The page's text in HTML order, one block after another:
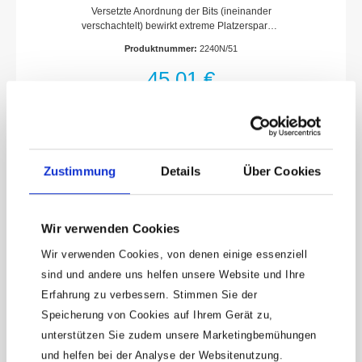
Zustimmung Details Über Cookies
Wir verwenden Cookies
Wir verwenden Cookies, von denen einige essenziell
sind und andere uns helfen unsere Website und Ihre
Erfahrung zu verbessern. Stimmen Sie der
Speicherung von Cookies auf Ihrem Gerät zu,
unterstützen Sie zudem unsere Marketingbemühungen
und helfen bei der Analyse der Websitenutzung.
Versetzte Anordnung der Bits (ineinander
verschachtelt) bewirkt extreme Platzersparnis
BoxLangzeitfähige Klemmhalterung der Bits
für festen und sicheren Sitz sowie schnellem
ZugriffDeutliche Kennzeichnung der
GrößenOptimale Ausnutzung des zur
Verfügung stehenden Stauraums bei
rechtwinklige Aufstellen (90°) der Bit-Box als
AnwenderKunststoff-KastenAbtrieb: Pozidriv
Kreuzschlitz Profil PH, Tamper Resistant
TORX® Profil, Innen-Sechskant Profil, Schlitz
Profil, Innen TORX® ProfilAbmessungen /
Länge: 125 mm x 85 mm x 40 mmNetto-
Gewicht (kg): 0.39 kgAnzahl Werkzeuge: 51
Produktnummer: 2240N/51
45,01 €
Keine Angebote
mehr verpassen!